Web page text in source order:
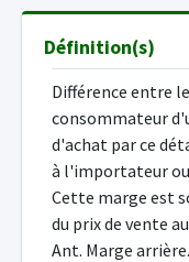
Définition(s)
Différence entre
consommateur
d'achat par ce
à l'importateur ou
Cette marge est
du prix de vente
Ant. Marge arrière.